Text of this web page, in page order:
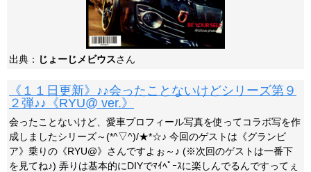
出典： じょーじメビウスさん
《１１日更新》♪♪会ったことないけどシリーズ第９
２弾♪♪《RYU@ ver.》
会ったことないけど、愛車プロフィール写真を使ってコラボ写を作
成しましたシリーズ～(*^▽^)/★*☆♪ 今回のゲストは《グランビ
ア》乗りの《RYU@》さんですよぉ～♪ (※次回のゲストは一番下
を見てね♪) 弄りは基本的にDIYでﾏｲﾍﾟｰｽに楽しんでるんですってぇ